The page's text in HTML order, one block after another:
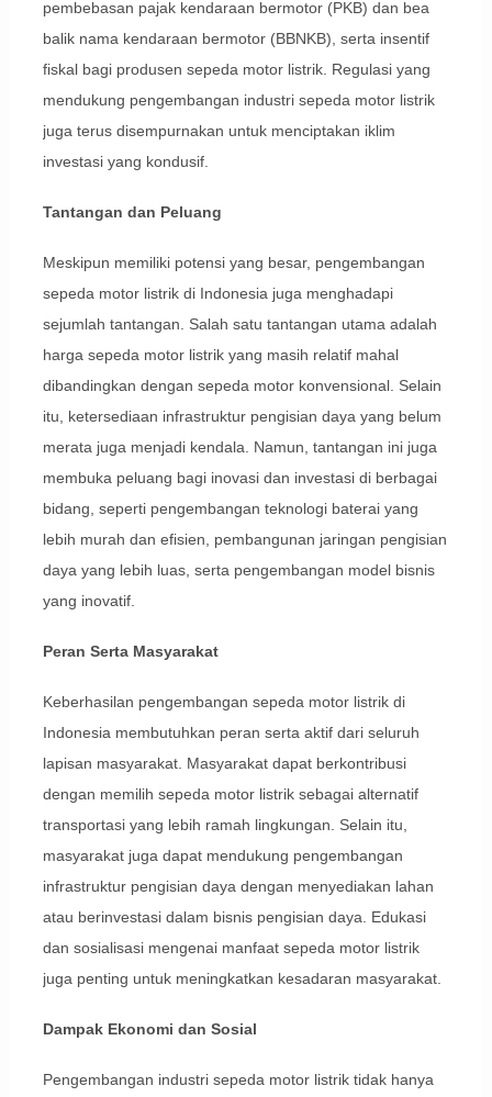
pembebasan pajak kendaraan bermotor (PKB) dan bea
balik nama kendaraan bermotor (BBNKB), serta insentif
fiskal bagi produsen sepeda motor listrik. Regulasi yang
mendukung pengembangan industri sepeda motor listrik
juga terus disempurnakan untuk menciptakan iklim
investasi yang kondusif.
Tantangan dan Peluang
Meskipun memiliki potensi yang besar, pengembangan
sepeda motor listrik di Indonesia juga menghadapi
sejumlah tantangan. Salah satu tantangan utama adalah
harga sepeda motor listrik yang masih relatif mahal
dibandingkan dengan sepeda motor konvensional. Selain
itu, ketersediaan infrastruktur pengisian daya yang belum
merata juga menjadi kendala. Namun, tantangan ini juga
membuka peluang bagi inovasi dan investasi di berbagai
bidang, seperti pengembangan teknologi baterai yang
lebih murah dan efisien, pembangunan jaringan pengisian
daya yang lebih luas, serta pengembangan model bisnis
yang inovatif.
Peran Serta Masyarakat
Keberhasilan pengembangan sepeda motor listrik di
Indonesia membutuhkan peran serta aktif dari seluruh
lapisan masyarakat. Masyarakat dapat berkontribusi
dengan memilih sepeda motor listrik sebagai alternatif
transportasi yang lebih ramah lingkungan. Selain itu,
masyarakat juga dapat mendukung pengembangan
infrastruktur pengisian daya dengan menyediakan lahan
atau berinvestasi dalam bisnis pengisian daya. Edukasi
dan sosialisasi mengenai manfaat sepeda motor listrik
juga penting untuk meningkatkan kesadaran masyarakat.
Dampak Ekonomi dan Sosial
Pengembangan industri sepeda motor listrik tidak hanya